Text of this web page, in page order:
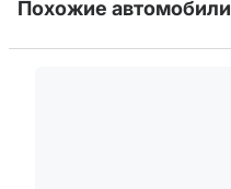
Похожие автомобили